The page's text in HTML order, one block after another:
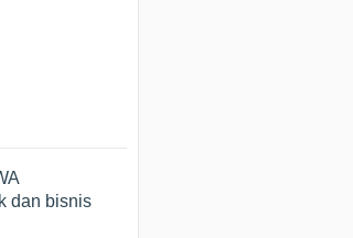
dan bisnis